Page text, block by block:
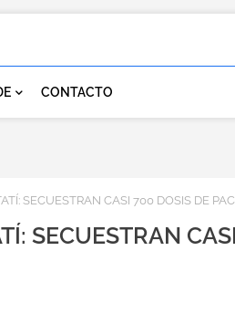
CONTACTO
SECUESTRAN CASI 700 DOSIS DE
SECUESTRAN